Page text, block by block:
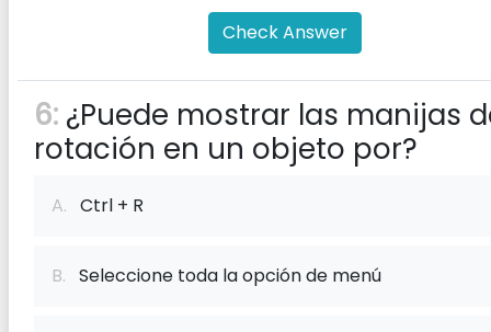
Check Answer
6: ¿Puede mostrar las manijas
rotación en un objeto por?
A. Ctrl + R
B. Seleccione toda la opción de menú